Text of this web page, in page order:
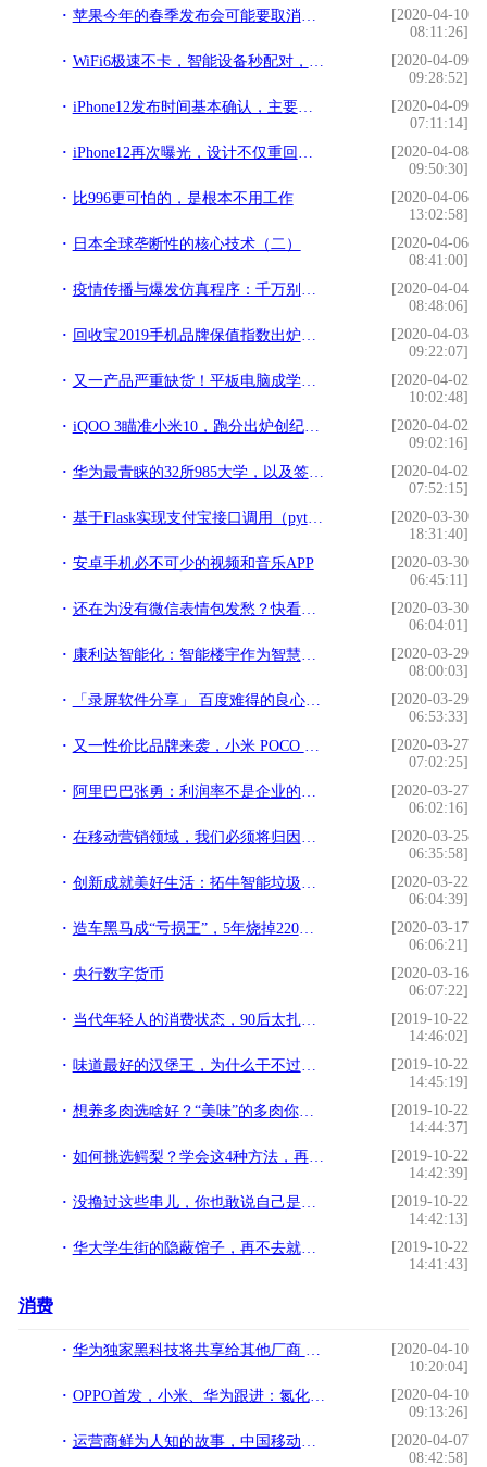
苹果今年的春季发布会可能要取消了，iPhone9等新品线上发布
[2020-04-10
08:11:26]
WiFi6极速不卡，智能设备秒配对，小米新款路由器：体验升级
[2020-04-09
09:28:52]
iPhone12发布时间基本确认，主要参数已经无悬念，价格更感人
[2020-04-09
07:11:14]
iPhone12再次曝光，设计不仅重回经典，还拥有强悍黑科技
[2020-04-08
09:50:30]
比996更可怕的，是根本不用工作
[2020-04-06
13:02:58]
日本全球垄断性的核心技术（二）
[2020-04-06
08:41:00]
疫情传播与爆发仿真程序：千万别出门
[2020-04-04
08:48:06]
回收宝2019手机品牌保值指数出炉，四款国产品牌保值率超华为
[2020-04-03
09:22:07]
又一产品严重缺货！平板电脑成学生上网课刚需，多种型号已卖断货
[2020-04-02
10:02:48]
iQOO 3瞄准小米10，跑分出炉创纪录，价格可能超感人
[2020-04-02
09:02:16]
华为最青睐的32所985大学，以及签约人数排名
[2020-04-02
07:52:15]
基于Flask实现支付宝接口调用（python3.6）
[2020-03-30
18:31:40]
安卓手机必不可少的视频和音乐APP
[2020-03-30
06:45:11]
还在为没有微信表情包发愁？快看看百度手机输入法
[2020-03-30
06:04:01]
康利达智能化：智能楼宇作为智慧城市的细胞 正以几何趋势分裂
[2020-03-29
08:00:03]
「录屏软件分享」 百度难得的良心产品，好用不火系列必须有它
[2020-03-29
06:53:33]
又一性价比品牌来袭，小米 POCO 有望进入国内市场
[2020-03-27
07:02:25]
阿里巴巴张勇：利润率不是企业的核心，现金流才是企业的命根子
[2020-03-27
06:02:16]
在移动营销领域，我们必须将归因与CRM结合起来
[2020-03-25
06:35:58]
创新成就美好生活：拓牛智能垃圾桶T1体验评测
[2020-03-22
06:04:39]
造车黑马成“亏损王”，5年烧掉220亿，雷军也看走眼了？
[2020-03-17
06:06:21]
央行数字货币
[2020-03-16
06:07:22]
当代年轻人的消费状态，90后太扎心了吧
[2019-10-22
14:46:02]
味道最好的汉堡王，为什么干不过肯德基和麦当劳？
[2019-10-22
14:45:19]
想养多肉选啥好？“美味”的多肉你见过吗？来看看星球属多肉吧
[2019-10-22
14:44:37]
如何挑选鳄梨？学会这4种方法，再也不会挑到苦硬的鳄梨
[2019-10-22
14:42:39]
没撸过这些串儿，你也敢说自己是烧烤界的“老炮儿”？
[2019-10-22
14:42:13]
华大学生街的隐蔽馆子，再不去就要消失了
[2019-10-22
14:41:43]
消费
华为独家黑科技将共享给其他厂商 网友齐呼良心
[2020-04-10
10:20:04]
OPPO首发，小米、华为跟进：氮化镓技术成旗舰手机标配？
[2020-04-10
09:13:26]
运营商鲜为人知的故事，中国移动本叫中国电信，电信本来叫什么？
[2020-04-07
08:42:58]